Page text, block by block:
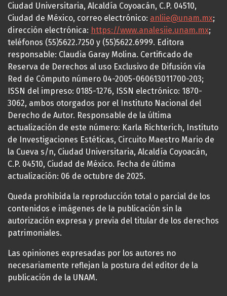
Ciudad Universitaria, Alcaldía Coyoacán, C.P. 04510,
Ciudad de México, correo electrónico: anliie@unam.mx;
dirección electrónica: https://www.analesiie.unam.mx;
teléfonos (55)5622.7250 y (55)5622.6999. Editora
responsable: Claudia Garay Molina. Certificado de
Reserva de Derechos al uso Exclusivo de Difusión vía
Red de Cómputo número 04-2005-060613011700-203;
ISSN del impreso: 0185-1276, ISSN electrónico: 1870-
3062, ambos otorgados por el Instituto Nacional del
Derecho de Autor. Responsable de la última
actualización de este número: Karla Richterich, Instituto
de Investigaciones Estéticas, Circuito Maestro Mario de
la Cueva s/n, Ciudad Universitaria, Alcaldía Coyoacán,
C.P. 04510, Ciudad de México. Fecha de última
actualización: 06 de octubre de 2025.
Queda prohibida la reproducción total o parcial de los
contenidos e imágenes de la publicación sin la
autorización expresa y previa del titular de los derechos
patrimoniales.
Las opiniones expresadas por los autores no
necesariamente reflejan la postura del editor de la
publicación de la UNAM.